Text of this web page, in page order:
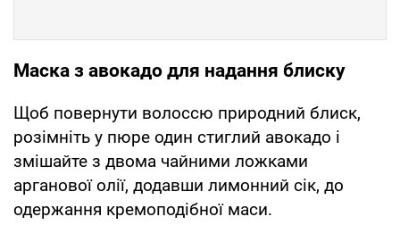
Маска з авокадо для надання блиску
Щоб повернути волоссю природний блиск,
розімніть у пюре один стиглий авокадо і
змішайте з двома чайними ложками
арганової олії, додавши лимонний сік, до
одержання кремоподібної маси.